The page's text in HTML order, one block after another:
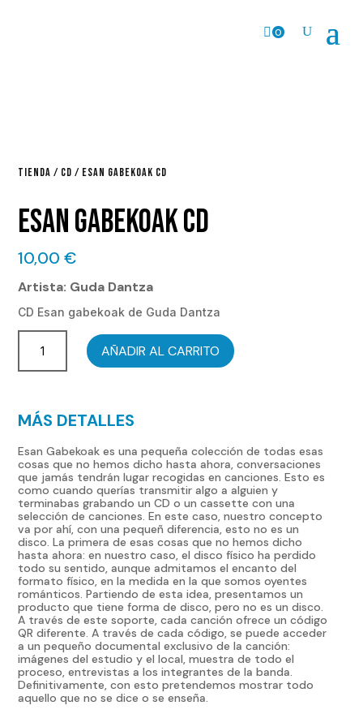
0
TIENDA / CD / ESAN GABEKOAK CD
ESAN GABEKOAK CD
10,00€
Artista: Guda Dantza
CD Esan gabekoak de Guda Dantza
AÑADIR AL CARRITO
MÁS DETALLES
Esan Gabekoak es una pequeña colección de todas esas
cosas que no hemos dicho hasta ahora, conversaciones
que jamás tendrán lugar recogidas en canciones. Esto es
como cuando querías transmitir algo a alguien y
terminabas grabando un CD o un cassette con una
selección de canciones. En este caso, nuestro concepto
va por ahí, con una pequeñ diferencia, esto no es un
disco. La primera de esas cosas que no hemos dicho
hasta ahora: en nuestro caso, el disco físico ha perdido
todo su sentido, aunque admitamos el encanto del
formato físico, en la medida en la que somos oyentes
románticos. Partiendo de esta idea, presentamos un
producto que tiene forma de disco, pero no es un disco.
A través de este soporte, cada canción ofrece un código
QR diferente. A través de cada código, se puede acceder
a un pequeño documental exclusivo de la canción:
imágenes del estudio y el local, muestra de todo el
proceso, entrevistas a los integrantes de la banda.
Definitivamente, con esto pretendemos mostrar todo
aquello que no se dice o se enseña.